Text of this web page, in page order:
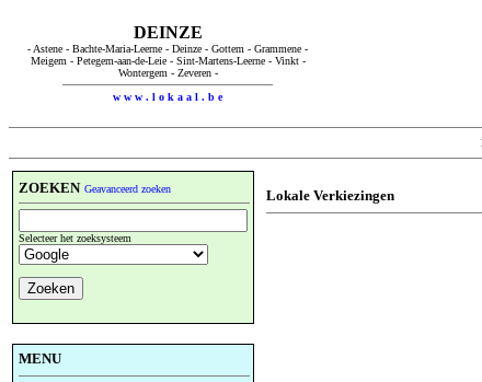
DEINZE
- Astene - Bachte-Maria-Leerne - Deinze - Gottem - Grammene -
Meigem - Petegem-aan-de-Leie - Sint-Martens-Leerne - Vinkt -
Wontergem - Zeveren -
w w w . l o k a a l . b e
ZOEKEN Geavanceerd zoeken
Selecteer het zoeksysteem
MENU
Lokale Verkiezingen